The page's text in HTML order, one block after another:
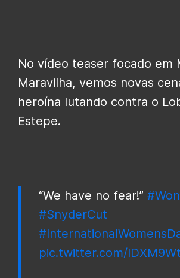
No vídeo teaser focado em
Maravilha, vemos novas
heroína lutando contra o
Estepe.
“We have no fear!”
#SnyderCut
pic.twitter.com/